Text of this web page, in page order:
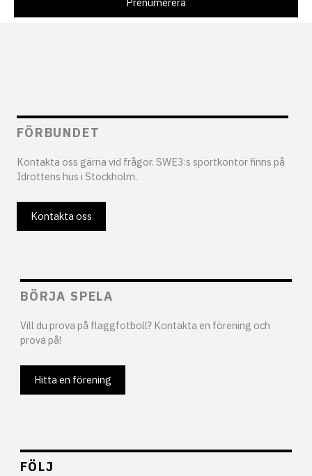
FÖRBUNDET
Kontakta oss gärna vid frågor. SWE3:s sportkontor finns på
Idrottens hus i Stockholm.
Kontakta oss
BÖRJA SPELA
Vill du prova på flaggfotboll? Kontakta en förening och
prova på!
Hitta en förening
FÖLJ